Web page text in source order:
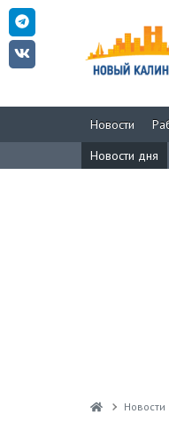
Новости
Новости дня
Новости